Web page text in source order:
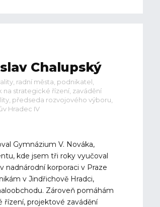
Chalupský
radní města, podnikatel,
strategické řízení, zavádění
předseda rozvojového výboru,
Hradec IV
Gymnázium V. Nováka,
kde jsem tři roky vyučoval
nadnárodní korporaci v Praze
v Jindřichově Hradci,
Zároveň pomáhám
řízení, projektové zavádění